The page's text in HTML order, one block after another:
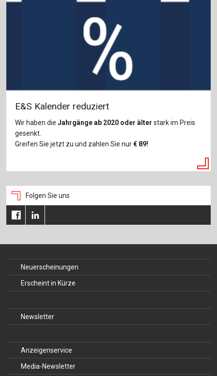
E&S Kalender reduziert
Wir haben die Jahrgänge ab 2020 oder älter stark im Preis
gesenkt.
Greifen Sie jetzt zu und zahlen Sie nur€ 89!
Folgen Sie uns
Neuerscheinungen
Erscheint in Kürze
Newsletter
Anzeigenservice
Media-Newsletter